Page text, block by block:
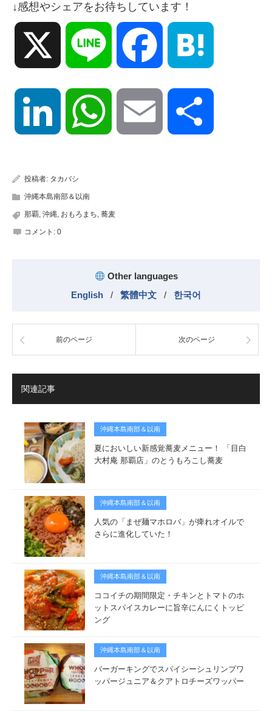
↓感想やシェアをお待ちしています！
Line Facebook
LinkedIn WhatsApp Email
投稿者: タカバシ
沖縄本島南部＆以南
那覇, 沖縄, おもろまち, 蕎麦
コメント: 0
Other languages
English
/ 繁體中文 / 한국어
前のページ 次のページ
関連記事
沖縄本島南部＆以南
夏においしい新感覚蕎麦メニュー！ 「目白
大村庵 那覇店」のとうもろこし蕎麦
沖縄本島南部＆以南
人気の「まぜ麺マホロバ」が痺れオイルで
さらに進化していた！
沖縄本島南部＆以南
ココイチの期間限定・チキンとトマトのホ
ットスパイスカレーに旨辛にんにくトッピ
ング
沖縄本島南部＆以南
バーガーキングでスパイシーシュリンプワ
ッパージュニア＆クアトロチーズワッパー